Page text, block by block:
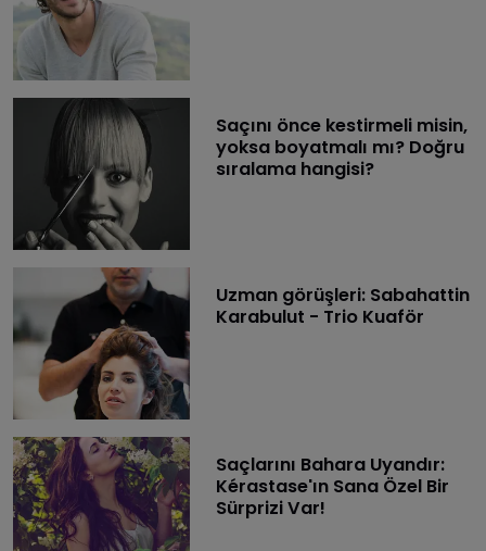
​Saçını önce kestirmeli misin,
yoksa boyatmalı mı? Doğru
sıralama hangisi?
Uzman görüşleri: Sabahattin
Karabulut - Trio Kuaför
Saçlarını Bahara Uyandır:
Kérastase'ın Sana Özel Bir
Sürprizi Var!